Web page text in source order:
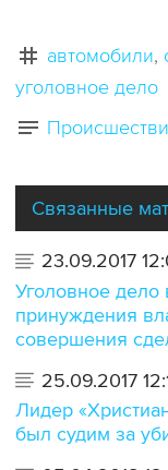
автомобили
уголовное дело
Связанные
23.09.2017
Уголовное дело
принуждения
совершения
25.09.2017
Лидер
был судим за